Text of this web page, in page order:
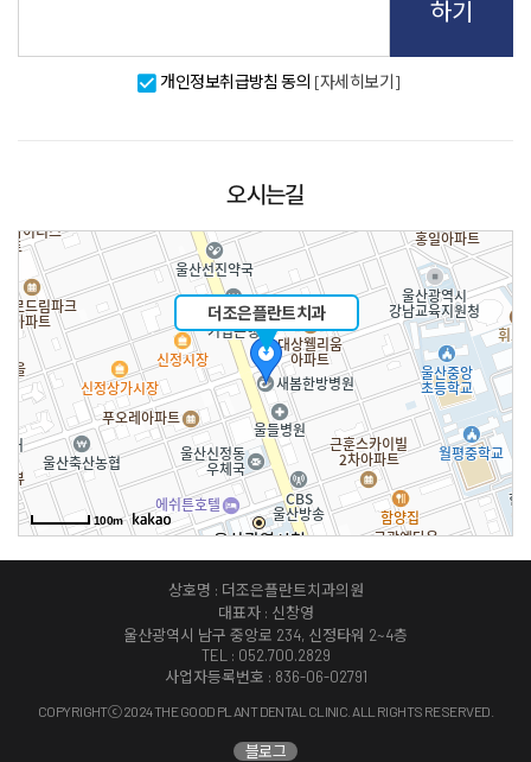
하기
개인정보취급방침 동의 [자세히보기]
오시는길
더조은플란트치과
100m
상호명 : 더조은플란트치과의원
대표자 : 신창영
울산광역시 남구 중앙로 234, 신정타워 2~4층
TEL : 052.700.2829
사업자등록번호 : 836-06-02791
COPYRIGHTⓒ 2024 THE GOOD PLANT DENTAL CLINIC. ALL RIGHTS RESERVED.
블로그